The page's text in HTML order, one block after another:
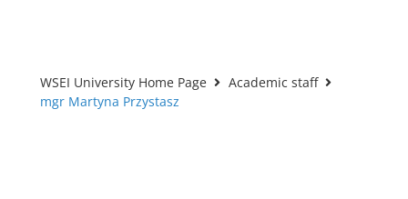
WSEI University Home Page
Academic staff
mgr Martyna Przystasz